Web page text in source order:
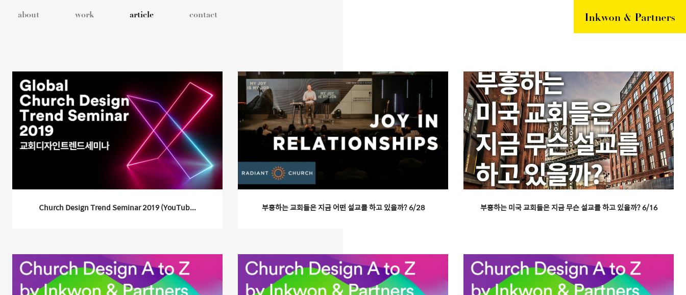
article
contact
about work article contact
Church Design Trend Seminar 2019 (YouTub... 부흥하는 교회들은 지금 어떤 설교를 하고 있을까? 6/28 부흥하는 미국 교회들은 지금 무슨 설교를 하고 있을까? 6/16